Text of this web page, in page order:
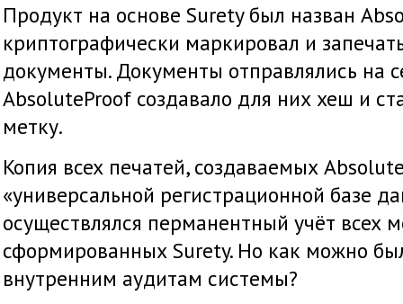
Продукт на основе Surety был назван
криптографически маркировал и
документы. Документы отправлялись на
AbsoluteProof создавало для них хеш и
метку.
Копия всех печатей, создаваемых
«универсальной регистрационной базе
осуществлялся перманентный учёт всех
сформированных Surety. Но как можно
внутренним аудитам системы?